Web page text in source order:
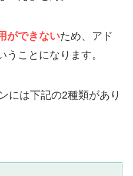
ができないため、アド
うことになります。
には下記の2種類があり